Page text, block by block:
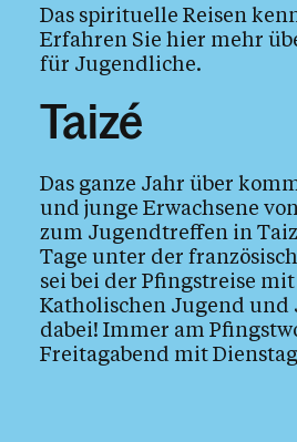
Kalender
Das spirituelle Reisen
Erfahren Sie hier mehr
für Jugendliche.
Taizé
Das ganze Jahr über
und junge Erwachsene
zum Jugendtreffen in
Tage unter der
sei bei der Pfingstreise
Katholischen Jugend und
dabei! Immer am
Freitagabend mit